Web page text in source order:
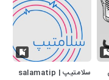
سلامتیپ | salamatip